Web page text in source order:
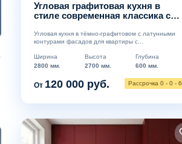
Угловая графитовая кухня в
стиле современная классика с
Угловая кухня в тёмно-графитовом с латунными
контурами фасадов для квартиры с...
Ширина
2800 мм.
Высота
2700 мм.
Глубина
600 мм.
От 120 000 руб. Рассрочка 0 - 0 - 6